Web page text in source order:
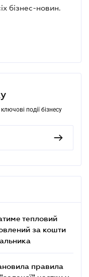
бізнес-новин.
події бізнесу
тепловий
за кошти
правила